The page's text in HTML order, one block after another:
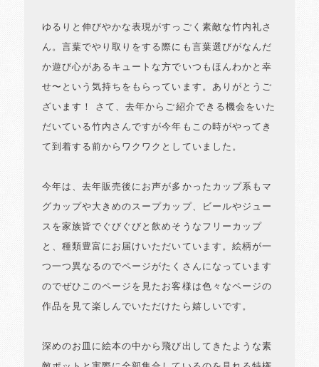
ゆるりと伸びやかな表現がすっごく素敵な竹内礼さ
ん。言葉でやり取りをする際にも言葉選びがなんだ
か遊び心があるキュートな方でいつもほんわかと幸
せ〜という気持ちをもらっています。ありがとうご
ざいます！ さて、去年からご紹介できる機会をいた
だいている竹内さんですが今年もこの時がやってき
て到着する前からワクワクとしていました。
今年は、去年販売後にお声が多かったカップ系もマ
グカップや大きめのスープカップ、ビールやジュー
スを家族皆でぐびぐびと飲めそうなフリーカップ
と、種類豊富にお届けいただいています。絵柄が一
つ一つ異なるのでページがたくさんになっています
のでぜひこのページを見たお客様は色々なページの
作品を見て楽しんでいただけたら嬉しいです。
深めのお皿に絵本の中から飛び出してきたような素